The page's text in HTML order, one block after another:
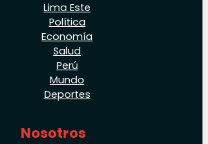
Lima Este
Política
Economía
Salud
Perú
Mundo
Deportes
Nosotros